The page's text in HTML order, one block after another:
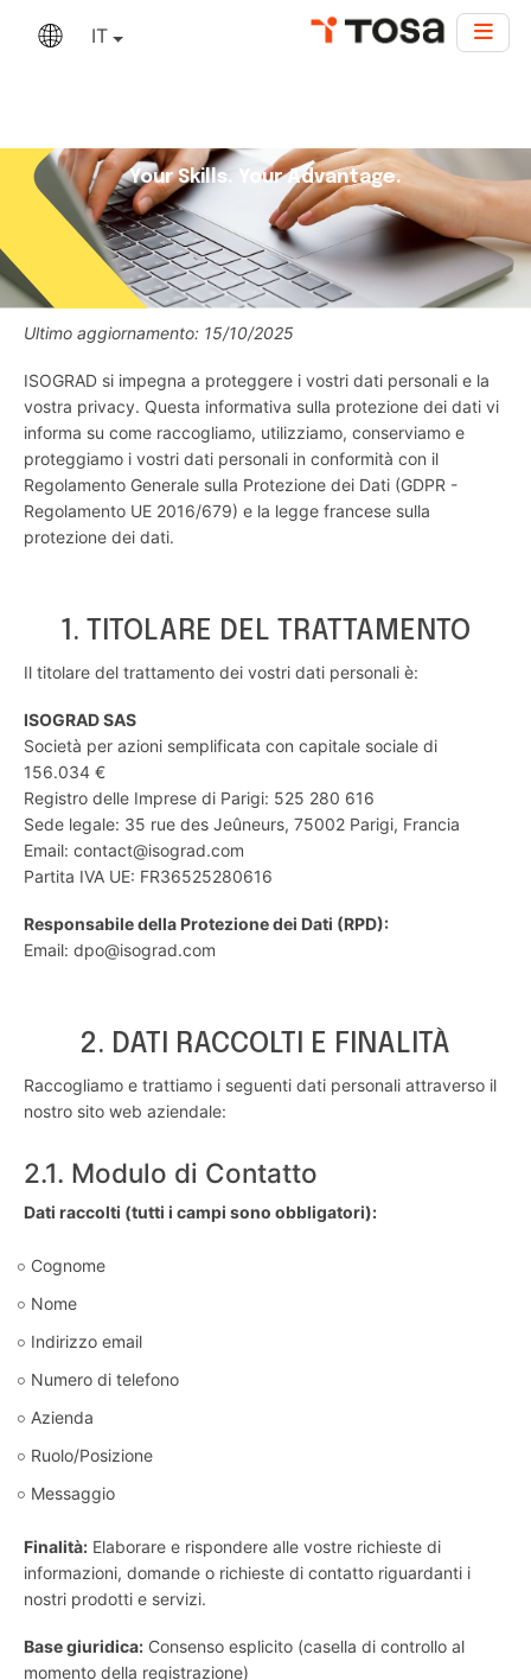
IT
Your Skills. Your Advantage.
Ultimo aggiornamento: 15/10/2025
ISOGRAD si impegna a proteggere i vostri dati personali e la
vostra privacy. Questa informativa sulla protezione dei dati vi
informa su come raccogliamo, utilizziamo, conserviamo e
proteggiamo i vostri dati personali in conformità con il
Regolamento Generale sulla Protezione dei Dati (GDPR -
Regolamento UE 2016/679) e la legge francese sulla
protezione dei dati.
1. TITOLARE DEL TRATTAMENTO
Il titolare del trattamento dei vostri dati personali è:
ISOGRAD SAS
Società per azioni semplificata con capitale sociale di
156.034 €
Registro delle Imprese di Parigi: 525 280 616
Sede legale: 35 rue des Jeûneurs, 75002 Parigi, Francia
Email: contact@isograd.com
Partita IVA UE: FR36525280616
Responsabile della Protezione dei Dati (RPD):
Email: dpo@isograd.com
2. DATI RACCOLTI E FINALITÀ
Raccogliamo e trattiamo i seguenti dati personali attraverso il
nostro sito web aziendale:
2.1. Modulo di Contatto
Dati raccolti (tutti i campi sono obbligatori):
Cognome
Nome
Indirizzo email
Numero di telefono
Azienda
Ruolo/Posizione
Messaggio
Finalità: Elaborare e rispondere alle vostre richieste di
informazioni, domande o richieste di contatto riguardanti i
nostri prodotti e servizi.
Base giuridica: Consenso esplicito (casella di controllo al
momento della registrazione)